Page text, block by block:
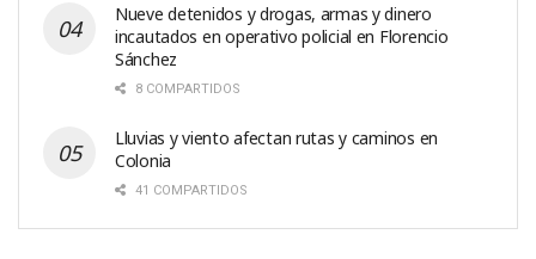
Nueve detenidos y drogas, armas y dinero
incautados en operativo policial en Florencio
Sánchez
8 COMPARTIDOS
Lluvias y viento afectan rutas y caminos en
Colonia
41 COMPARTIDOS